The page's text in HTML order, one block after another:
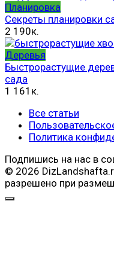
Планировка
Секреты планировки
2 190к.
Деревья
Быстрорастущие
сада
1 161к.
Все статьи
Политика
Подпишись на нас в
© 2026
разрешено при